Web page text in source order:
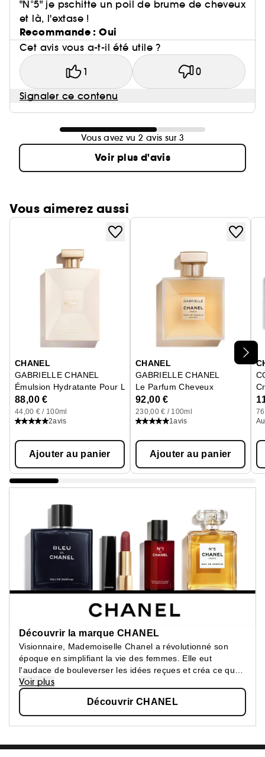
"N°5" je pschitte un poil de brume de cheveux
et là, l'extase !
Recommande : Oui
Cet avis vous a-t-il été utile ?
1 0
Signaler ce contenu
Vous avez vu 2 avis sur 3
Voir plus d'avis
Vous aimerez aussi
Ignorer le carrousel produits
CHANEL
GABRIELLE CHANEL
Émulsion Hydratante Pour Le Corps
88,00 €
44,00 € / 100ml
2avis
Ajouter au panier
CHANEL
GABRIELLE CHANEL
Le Parfum Cheveux
92,00 €
230,00 € / 100ml
1avis
Ajouter au panier
Découvrir la marque CHANEL
Visionnaire, Mademoiselle Chanel a révolutionné son
époque en simplifiant la vie des femmes. Elle eut
l'audace de bouleverser les idées reçues et créa ce que
les femmes attendaient : une beauté épurée, une
élégance confortable.
Voir plus
Découvrir CHANEL